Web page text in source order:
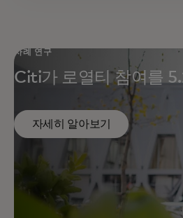
사례 연구
Citi가 로열티 참여를
자세히 알아보기